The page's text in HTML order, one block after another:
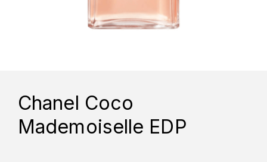
Chanel Coco
Mademoiselle EDP